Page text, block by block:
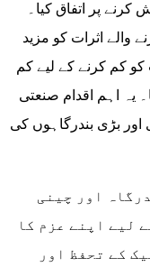
لیے 1+4 لے آؤٹ پیش کرنے پر اتفاق کیا۔
والے اثرات کو مزید
کو کم کرنے کے لیے کم
یہ اہم اقدام صنعتی
اور بڑی بندرگاہوں کی
اور چینی
لیے اپنے عزم کا
کے تحفظ اور